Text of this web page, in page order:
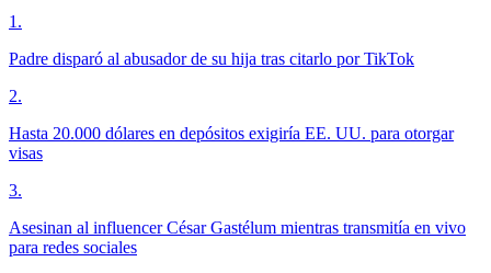
1 .
Padre disparó al abusador de su hija tras citarlo por TikTok
2.
Hasta 20.000 dólares en depósitos exigiría EE. UU. para otorgar
visas
3.
Asesinan al influencer César Gastélum mientras transmitía en vivo
para redes sociales